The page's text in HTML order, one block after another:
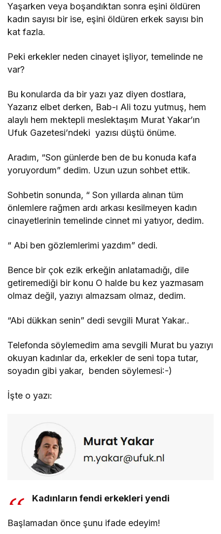
Yaşarken veya boşandıktan sonra eşini öldüren
kadın sayısı bir ise, eşini öldüren erkek sayısı bin
kat fazla.
Peki erkekler neden cinayet işliyor, temelinde ne
var?
Bu konularda da bir yazı yaz diyen dostlara,
Yazarız elbet derken, Bab-ı Ali tozu yutmuş, hem
alaylı hem mektepli meslektaşım Murat Yakar’ın
Ufuk Gazetesi’ndeki yazısı düştü önüme.
Aradım, “Son günlerde ben de bu konuda kafa
yoruyordum” dedim. Uzun uzun sohbet ettik.
Sohbetin sonunda, “ Son yıllarda alınan tüm
önlemlere rağmen ardı arkası kesilmeyen kadın
cinayetlerinin temelinde cinnet mi yatıyor, dedim.
“ Abi ben gözlemlerimi yazdım” dedi.
Bence bir çok ezik erkeğin anlatamadığı, dile
getiremediği bir konu O halde bu kez yazmasam
olmaz değil, yazıyı almazsam olmaz, dedim.
“Abi dükkan senin” dedi sevgili Murat Yakar..
Telefonda söylemedim ama sevgili Murat bu yazıyı
okuyan kadınlar da, erkekler de seni topa tutar,
soyadın gibi yakar, benden söylemesi:-)
İşte o yazı:
Kadınların fendi erkekleri yendi
Başlamadan önce şunu ifade edeyim!